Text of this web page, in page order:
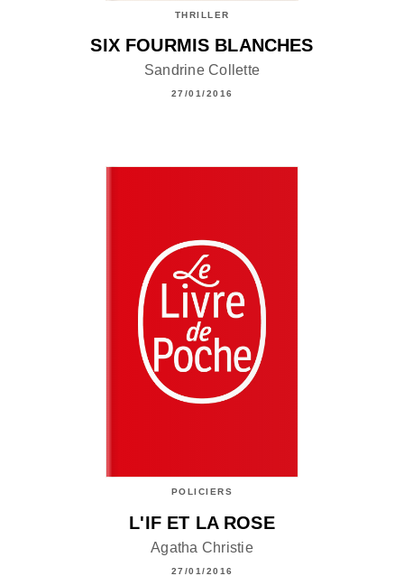
THRILLER
SIX FOURMIS BLANCHES
Sandrine Collette
27/01/2016
POLICIERS
L'IF ET LA ROSE
Agatha Christie
27/01/2016